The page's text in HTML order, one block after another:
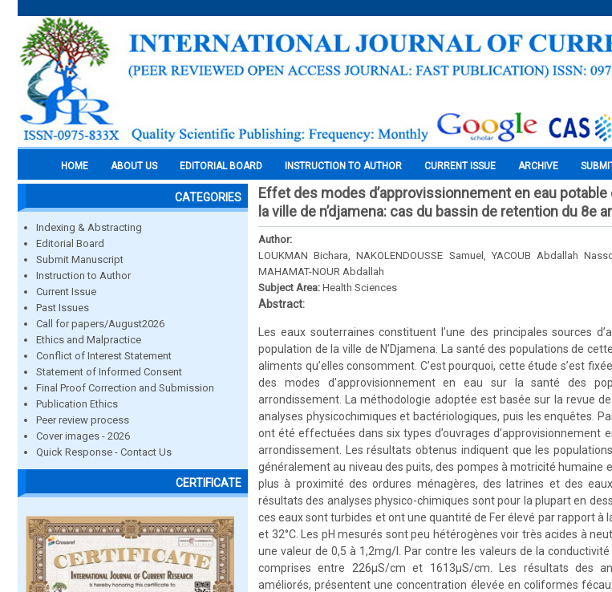
HOME ABOUT US EDITORIAL BOARD INSTRUCTION TO AUTHOR CURRENT ISSUE ARCHIVE
CATEGORIES
Indexing & Abstracting
Editorial Board
Submit Manuscript
Instruction to Author
Current Issue
Past Issues
Call for papers/August2026
Ethics and Malpractice
Conflict of Interest Statement
Statement of Informed Consent
Final Proof Correction and Submission
Publication Ethics
Peer review process
Cover images - 2026
Quick Response - Contact Us
CERTIFICATE
Effet des modes d’approvissionnement en eau
la ville de n’djamena: cas du bassin de retention du 8e
Author:
LOUKMAN Bichara, NAKOLENDOUSSE Samuel, YACOUB Abdallah
MAHAMAT-NOUR Abdallah
Subject Area: Health Sciences
Abstract:
Les eaux souterraines constituent l’une des principales sources
population de la ville de N’Djamena. La santé des populations de
aliments qu’elles consomment. C’est pourquoi, cette étude s’est
des modes d’approvisionnement en eau sur la santé des
arrondissement. La méthodologie adoptée est basée sur la revue
analyses physicochimiques et bactériologiques, puis les enquêtes.
ont été effectuées dans six types d’ouvrages d’approvisionnement
arrondissement. Les résultats obtenus indiquent que les
généralement au niveau des puits, des pompes à motricité humaine
plus à proximité des ordures ménagères, des latrines et des
résultats des analyses physico-chimiques sont pour la plupart en
ces eaux sont turbides et ont une quantité de Fer élevé par rapport à
et 32°C. Les pH mesurés sont peu hétérogènes voir très acides à
une valeur de 0,5 à 1,2mg/l. Par contre les valeurs de la
comprises entre 226μS/cm et 1613μS/cm. Les résultats des
améliorés, présentent une concentration élevée en coliformes